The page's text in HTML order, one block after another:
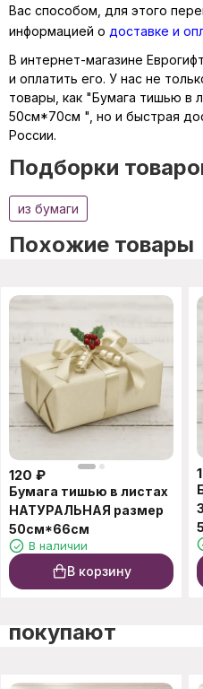
Вас способом, для этого
информацией о доставке и
В интернет-магазине
и оплатить его. У нас не
товары, как "Бумага тишью в
50см*70см ", но и быстрая
России.
Подборки
из бумаги
Похожие товары
120 ₽
Бумага тишью в листах
НАТУРАЛЬНАЯ размер
50см*66см
В наличии
В корзину
покупают